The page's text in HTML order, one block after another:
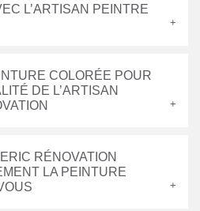
L’ARTISAN PEINTRE
COLORÉE POUR
DE L’ARTISAN
RÉNOVATION
LA PEINTURE